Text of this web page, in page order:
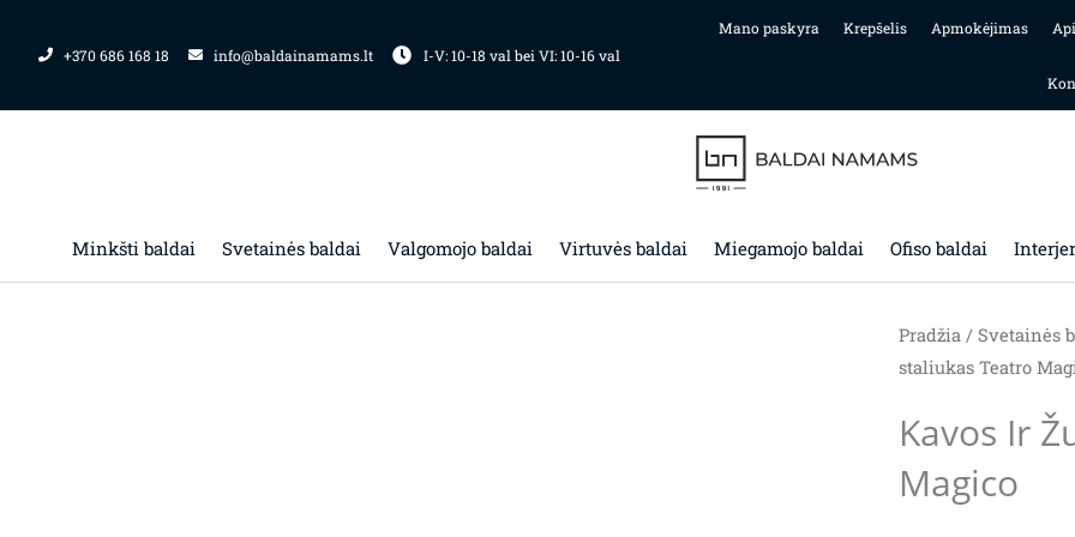
+370 686 168 18 info@baldainamams.lt I-V: 10-18 val bei VI: 10-16 val
Mano paskyra Krepšelis Apmokėjimas
Minkšti baldai Svetainės baldai Valgomojo baldai Virtuvės baldai Miegamojo baldai Ofiso baldai
Pradžia/ Svetainės
staliukas Teatro
Kavos Ir
Magico